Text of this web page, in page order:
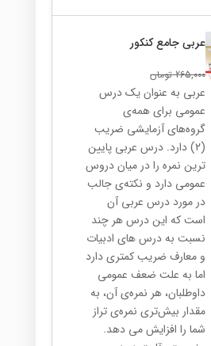
عربی جامع کنکور
265,000 تومان
عربی به عنوان یک درس
عمومی برای همه‌ی
گروه‌های آزمایشی ضریب
(۲) دارد. درس عربی پایین
ترین نمره را در میان دروس
عمومی دارد و نکته‌ی جالب
در مورد درس عربی آن
است که این درس هر چند
نسبت به درس های ادبیات
و معارف ضریب کمتری دارد
اما به علت ضعف عمومی
داوطلبان، هر نمره‌ی آن، به
مقدار بیش‌تری نمره‌ی تراز
شما را افزایش می دهد.